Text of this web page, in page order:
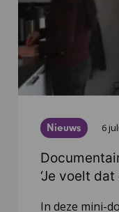
Nieuws 6
‘Je voelt
In deze mini-